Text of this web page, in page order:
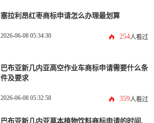
塞拉利昂红枣商标申请怎么办理最划算
2026-06-08 05:34:30 254人看过
巴布亚新几内亚高空作业车商标申请需要什么条
件及要求
2026-06-08 05:32:58 359人看过
巴布亚新几内亚草本植物饮料商标申请的时间,